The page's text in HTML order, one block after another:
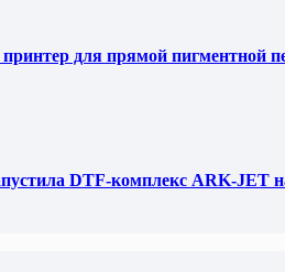
для прямой пигментной
DTF-комплекс ARK-JET